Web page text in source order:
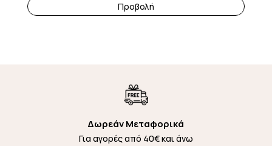
Προβολή
Δωρεάν Μεταφορικά
Για αγορές από 40€ και άνω